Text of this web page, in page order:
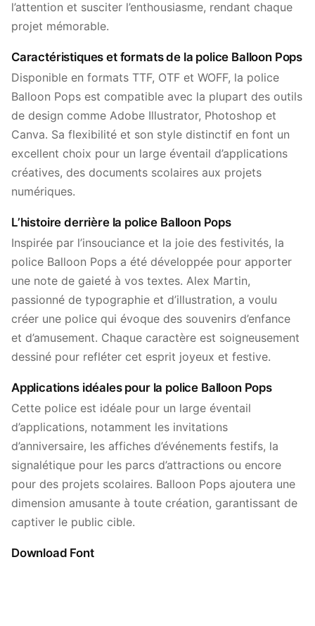
l’attention et susciter l’enthousiasme, rendant chaque
projet mémorable.
Caractéristiques et formats de la police Balloon Pops
Disponible en formats TTF, OTF et WOFF, la police
Balloon Pops est compatible avec la plupart des outils
de design comme Adobe Illustrator, Photoshop et
Canva. Sa flexibilité et son style distinctif en font un
excellent choix pour un large éventail d’applications
créatives, des documents scolaires aux projets
numériques.
L’histoire derrière la police Balloon Pops
Inspirée par l’insouciance et la joie des festivités, la
police Balloon Pops a été développée pour apporter
une note de gaieté à vos textes. Alex Martin,
passionné de typographie et d’illustration, a voulu
créer une police qui évoque des souvenirs d’enfance
et d’amusement. Chaque caractère est soigneusement
dessiné pour refléter cet esprit joyeux et festive.
Applications idéales pour la police Balloon Pops
Cette police est idéale pour un large éventail
d’applications, notamment les invitations
d’anniversaire, les affiches d’événements festifs, la
signalétique pour les parcs d’attractions ou encore
pour des projets scolaires. Balloon Pops ajoutera une
dimension amusante à toute création, garantissant de
captiver le public cible.
Download Font